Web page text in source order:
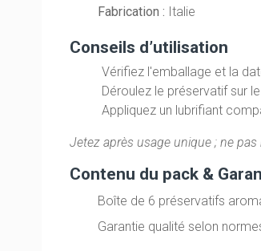
Fabrication : Italie
Conseils d’utilisation
Vérifiez l'emballage et la
Déroulez le préservatif sur
Appliquez un lubrifiant
Jetez après usage unique ; ne pas
Contenu du pack &
Boîte de 6 préservatifs
Garantie qualité selon